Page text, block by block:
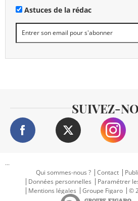
Astuces de la rédac
SUIVEZ-
...
Qui sommes-nous ?
Contact
Données personnelles
Paramétrer
Mentions légales
Groupe Figaro ©